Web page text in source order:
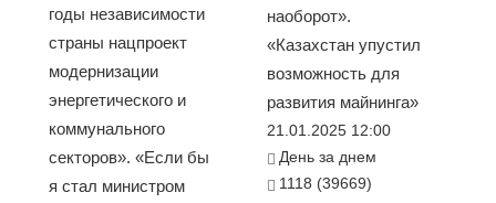
годы независимости
страны нацпроект
модернизации
энергетического и
коммунального
секторов». «Если бы
я стал министром
наоборот».
«Казахстан упустил
возможность для
развития майнинга»
21.01.2025 12:00
День за днем
1118 (39669)